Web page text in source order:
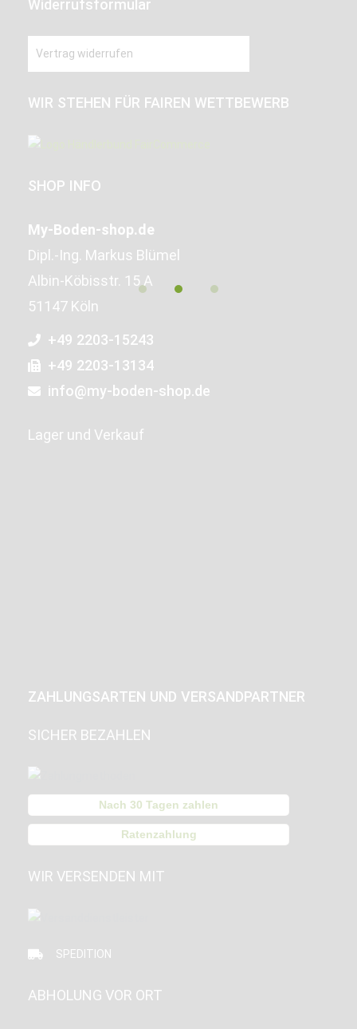
Widerrufsformular
Vertrag widerrufen
WIR STEHEN FÜR FAIREN WETTBEWERB
SHOP INFO
My-Boden-shop.de
Dipl.-Ing. Markus Blümel
Albin-Köbisstr. 15 A
51147 Köln
+49 2203-15243
+49 2203-13134
info@my-boden-shop.de
Lager und Verkauf
ZAHLUNGSARTEN UND VERSANDPARTNER
SICHER BEZAHLEN
Nach 30 Tagen zahlen
Ratenzahlung
WIR VERSENDEN MIT
SPEDITION
ABHOLUNG VOR ORT